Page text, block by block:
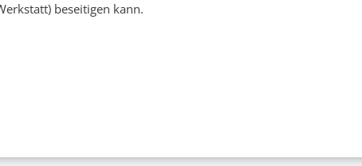
beseitigen kann.